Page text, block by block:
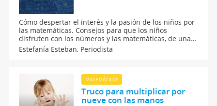
Cómo despertar el interés y la pasión de los niños por
las matemáticas. Consejos para que los niños
disfruten con los números y las matemáticas, de una
forma divertida, y mejoren su rendimiento escolar en
esta asignatura.
Estefanía Esteban, Periodista
MATEMÁTICAS
Truco para multiplicar por
nueve con las manos